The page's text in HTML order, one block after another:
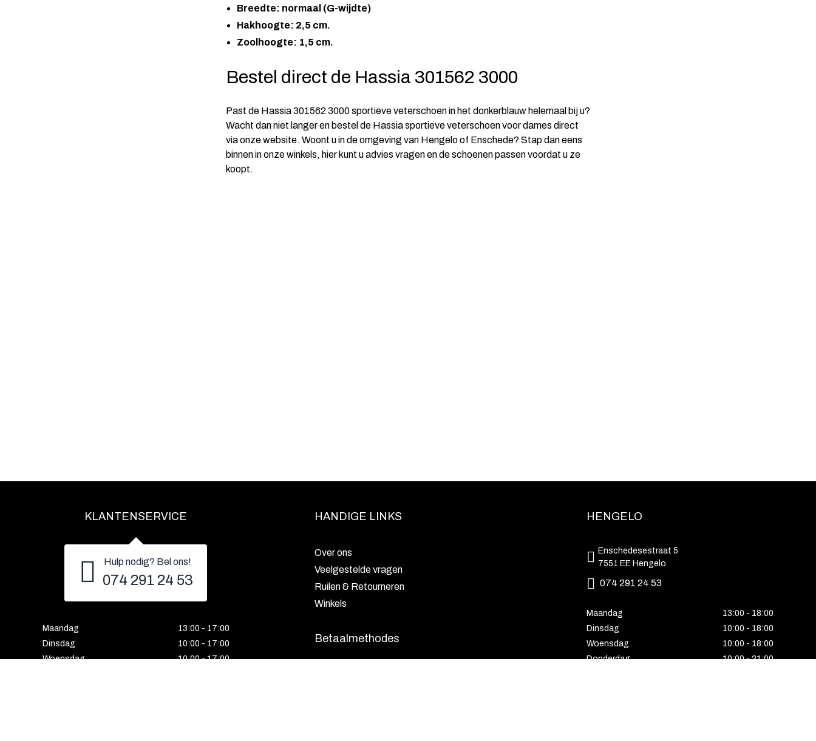
Breedte: normaal (G-wijdte)
Hakhoogte: 2,5 cm.
Zoolhoogte: 1,5 cm.
Bestel direct de Hassia 301562 3000
Past de Hassia 301562 3000 sportieve veterschoen in het donkerblauw helemaal bij u?
Wacht dan niet langer en bestel de Hassia sportieve veterschoen voor dames direct
via onze website. Woont u in de omgeving van Hengelo of Enschede? Stap dan eens
binnen in onze winkels, hier kunt u advies vragen en de schoenen passen voordat u ze
koopt.
KLANTENSERVICE
Hulp nodig? Bel ons!
074 291 24 53
Maandag
13:00 - 17:00
Dinsdag
10:00 - 17:00
Woensdag
10:00 - 17:00
HANDIGE LINKS
Over ons
Veelgestelde vragen
Ruilen & Retourneren
Winkels
Betaalmethodes
HENGELO
Enschedesestraat 5
7551 EE Hengelo
074 291 24 53
Maandag
13:00 - 18:00
Dinsdag
10:00 - 18:00
Woensdag
10:00 - 18:00
Donderdag
10:00 - 21:00